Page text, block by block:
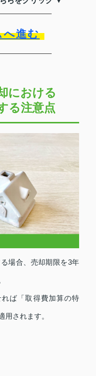
へ進む
における
る注意点
場合、売却期限を3年
ば「取得費加算の特
用されます。